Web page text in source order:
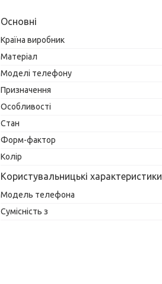
Основні
Країна виробник
Матеріал
Моделі телефону
Призначення
Особливості
Стан
Форм-фактор
Колір
Користувальницькі характеристики
Модель телефона
Сумісність з